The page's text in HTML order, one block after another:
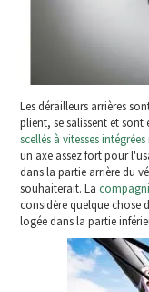
Les dérailleurs arrières
plient, se salissent et sont
scellés à vitesses intégrées
un axe assez fort pour
dans la partie arrière du
souhaiterait. La
considère quelque chose
logée dans la partie